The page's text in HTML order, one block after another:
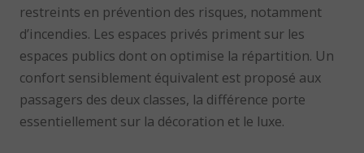
restreints en prévention des risques, notamment
d’incendies. Les espaces privés priment sur les
espaces publics dont on optimise la répartition. Un
confort sensiblement équivalent est proposé aux
passagers des deux classes, la différence porte
essentiellement sur la décoration et le luxe.